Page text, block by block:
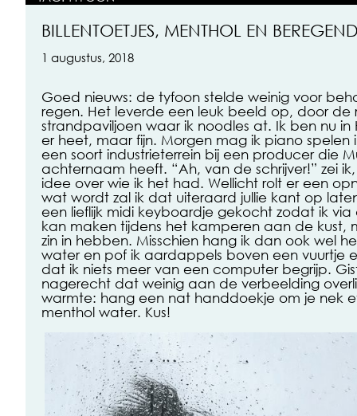
BILLENTOETJES, MENTHOL EN
1 augustus, 2018
Goed nieuws: de tyfoon stelde weinig voor
regen. Het leverde een leuk beeld op, door de
strandpaviljoen waar ik noodles at. Ik ben nu in
er heet, maar fijn. Morgen mag ik piano spelen
een soort industrieterrein bij een producer die
achternaam heeft. “Ah, van de schrijver!” zei
idee over wie ik het had. Wellicht rolt er een
wat wordt zal ik dat uiteraard jullie kant op
een lieflijk midi keyboardje gekocht zodat ik
kan maken tijdens het kamperen aan de kust,
zin in hebben. Misschien hang ik dan ook wel
water en pof ik aardappels boven een vuurtje
dat ik niets meer van een computer begrijp.
nagerecht dat weinig aan de verbeelding
warmte: hang een nat handdoekje om je nek
menthol water. Kus!